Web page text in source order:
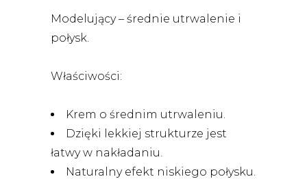
Modelujący – średnie utrwalenie i
połysk.
Właściwości:
Krem o średnim utrwaleniu.
Dzięki lekkiej strukturze jest
łatwy w nakładaniu.
Naturalny efekt niskiego połysku.